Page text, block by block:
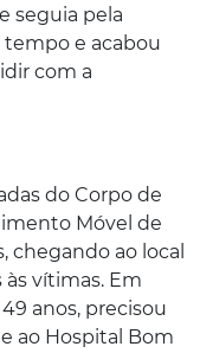
seguia pela
tempo e acabou
com a
do Corpo de
Móvel de
chegando ao local
vítimas. Em
anos, precisou
ao Hospital Bom